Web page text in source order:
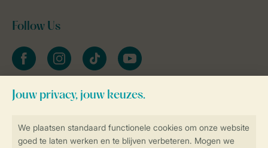
Follow Us
facebookinstagramtiktok youtube
Blijf op de hoogte